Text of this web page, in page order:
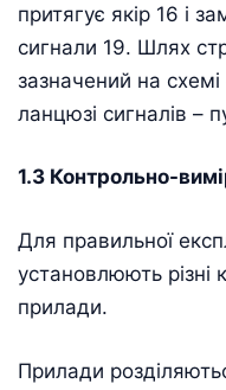
притягує якір 16 і
сигнали 19. Шлях
зазначений на
ланцюзі сигналів –
1.3 Контрольно-
Для правильної
установлюють різні
прилади.
Прилади